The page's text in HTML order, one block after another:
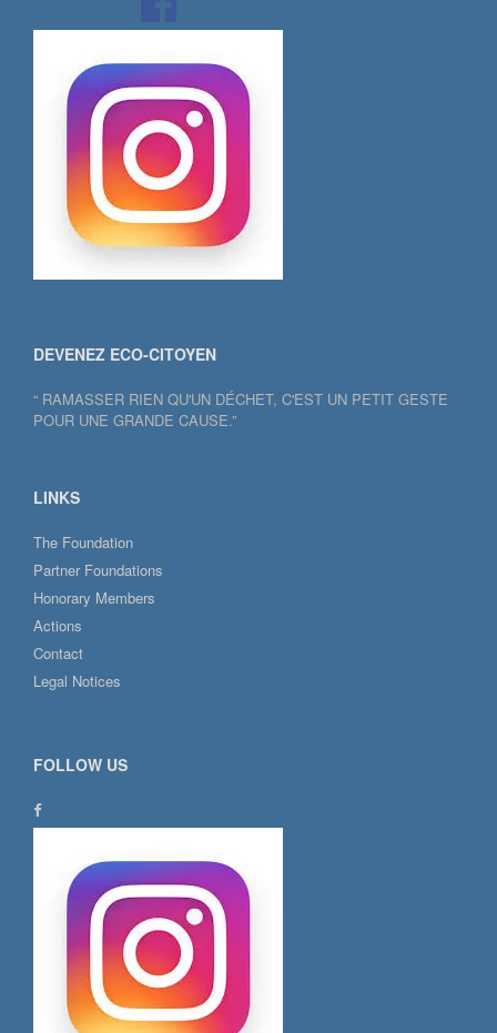
DEVENEZ ECO-CITOYEN
“ RAMASSER RIEN QU'UN DÉCHET, C'EST UN PETIT GESTE
POUR UNE GRANDE CAUSE.”
LINKS
The Foundation
Partner Foundations
Honorary Members
Actions
Contact
Legal Notices
FOLLOW US